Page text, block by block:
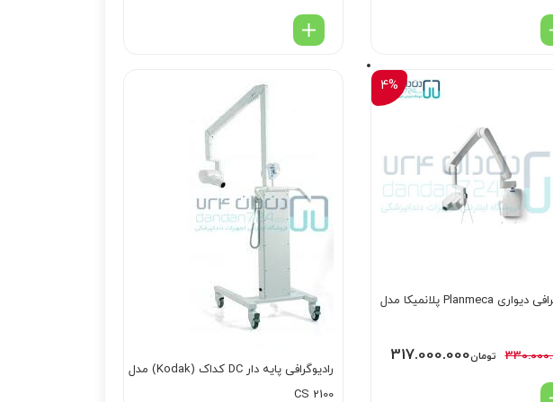
4%
رادیوگرافی دیواری Planmeca پلانمیکا مدل
تومان317.000.000
رادیوگرافی پایه دار DC کداک (Kodak) مدل
CS 2100